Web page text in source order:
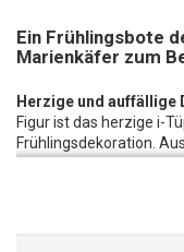
Ein Frühlingsbote
Marienkäfer zum
Herzige und auffällige
Figur ist das herzige i-
Frühlingsdekoration.
Metallmarienkäfer